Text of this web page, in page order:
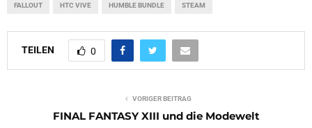
FALLOUT HTC VIVE HUMBLE BUNDLE STEAM
TEILEN 0
VORIGER BEITRAG
FINAL FANTASY XIII und die Modewelt